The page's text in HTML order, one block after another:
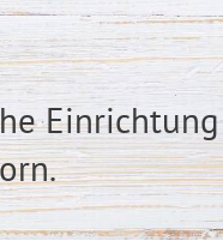
Einrichtung